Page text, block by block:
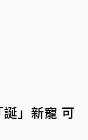
誕」新寵 可